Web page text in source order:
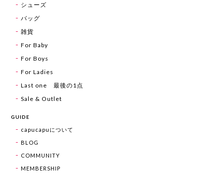
シューズ
バッグ
雑貨
For Baby
For Boys
For Ladies
Last one 最後の1点
Sale & Outlet
GUIDE
capucapuについて
BLOG
COMMUNITY
MEMBERSHIP